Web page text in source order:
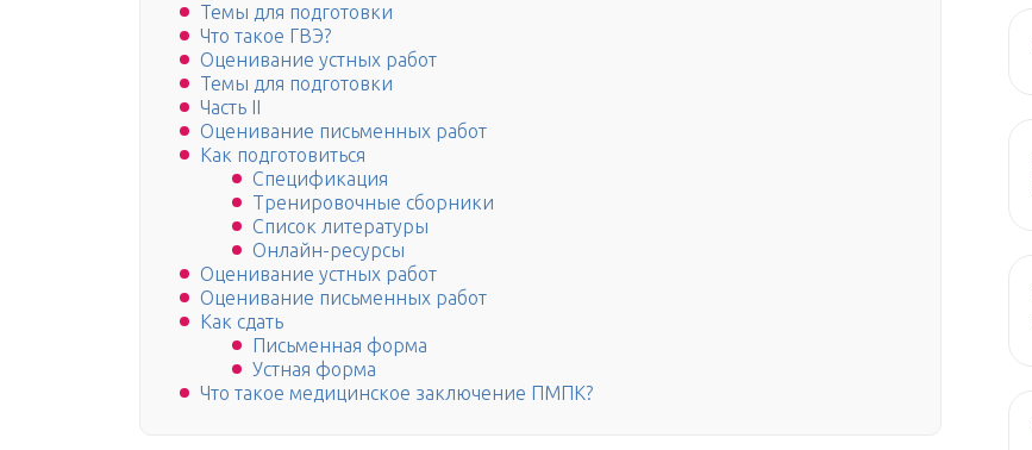
Темы для подготовки
Что такое ГВЭ?
Оценивание устных работ
Темы для подготовки
Часть II
Оценивание письменных работ
Как подготовиться
Спецификация
Тренировочные сборники
Список литературы
Онлайн-ресурсы
Оценивание устных работ
Оценивание письменных работ
Как сдать
Письменная форма
Устная форма
Что такое медицинское заключение ПМПК?